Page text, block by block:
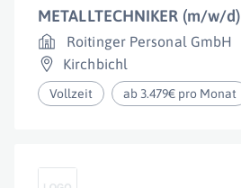
METALLTECHNIKER (m/w/d)
Roitinger Personal GmbH
Kirchbichl
Vollzeit ab 3.479€ pro Monat